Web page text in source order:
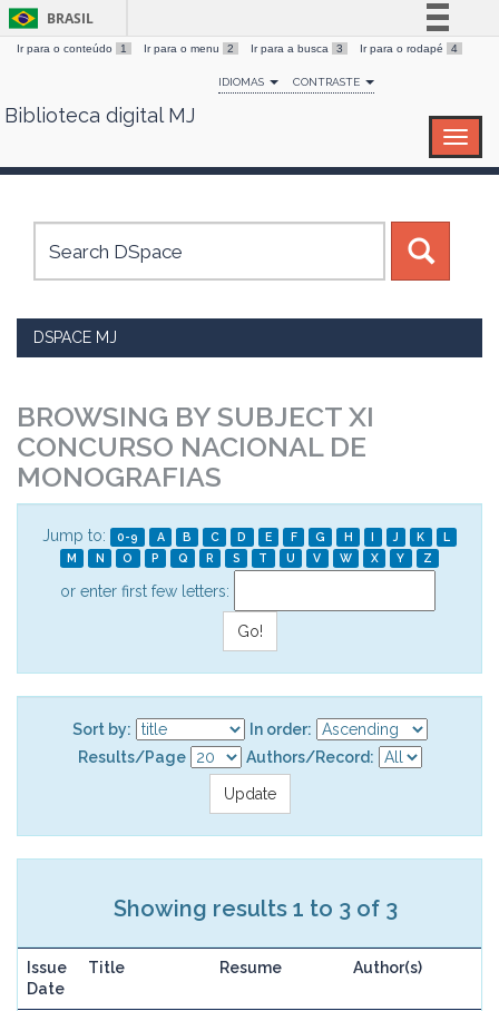
Skip
BRASIL
Simplifique!
Comunica BR
Canais
Ir para o conteúdo 1 Ir para o menu 2 Ir para a busca 3 Ir para o rodapé 4
IDIOMAS CONTRASTE
Biblioteca digital MJ
DSPACE MJ
BROWSING BY SUBJECT XI
CONCURSO NACIONAL DE
MONOGRAFIAS
Jump to: 0-9 A B C D E F G H I J K
L
M
N O P Q R S T U V W X Y Z
or enter first few letters:
Sort by:
In order:
Results/Page
Authors/Record:
Showing results 1 to 3 of 3
Issue
Date
Title Resume Author(s)